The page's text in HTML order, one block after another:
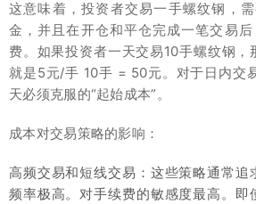
这意味着，投资者交易一手螺纹钢，
金，并且在开仓和平仓完成一笔交易
费。如果投资者一天交易10手螺纹钢，
就是5元/手 10手 = 50元。对于日内交
天必须克服的“起始成本”。
成本对交易策略的影响：
高频交易和短线交易：这些策略通常追
频率极高。对手续费的敏感度最高。即